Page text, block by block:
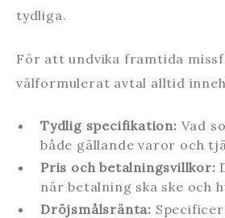
tydliga.
För att undvika framtida
välformulerat avtal alltid
Tydlig specifikation: Vad
både gällande varor och
Pris och betalningsvillkor:
när betalning ska ske och
Dröjsmålsränta: